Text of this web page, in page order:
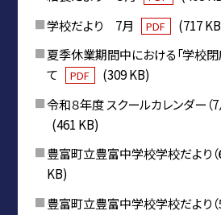
学校だより 7月
PDF
(717
夏季休業期間中における「学校
て
PDF
(309 KB)
令和８年度 スクールカレンダー（
(461 KB)
豊富町立豊富中学校学校だより（
KB)
豊富町立豊富中学校学校だより（